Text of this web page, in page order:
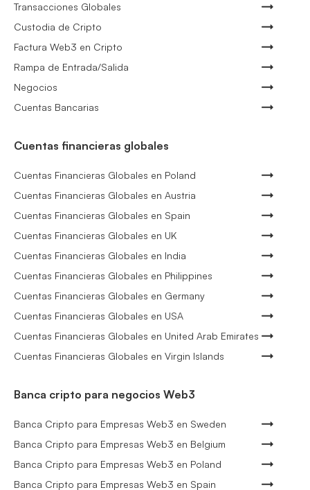
Transacciones Globales
Custodia de Cripto
Factura Web3 en Cripto
Rampa de Entrada/Salida
Negocios
Cuentas Bancarias
Cuentas financieras globales
Cuentas Financieras Globales en Poland
Cuentas Financieras Globales en Austria
Cuentas Financieras Globales en Spain
Cuentas Financieras Globales en UK
Cuentas Financieras Globales en India
Cuentas Financieras Globales en Philippines
Cuentas Financieras Globales en Germany
Cuentas Financieras Globales en USA
Cuentas Financieras Globales en United Arab Emirates
Cuentas Financieras Globales en Virgin Islands
Banca cripto para negocios Web3
Banca Cripto para Empresas Web3 en Sweden
Banca Cripto para Empresas Web3 en Belgium
Banca Cripto para Empresas Web3 en Poland
Banca Cripto para Empresas Web3 en Spain